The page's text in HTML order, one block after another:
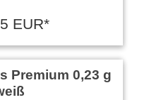
EUR*
Premium 0,23 g